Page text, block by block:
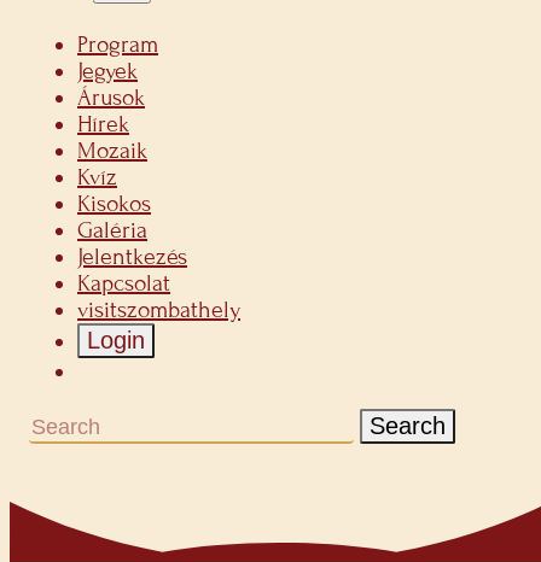
Program
Jegyek
Árusok
Hírek
Mozaik
Kvíz
Kisokos
Galéria
Jelentkezés
Kapcsolat
visitszombathely
Login
Search